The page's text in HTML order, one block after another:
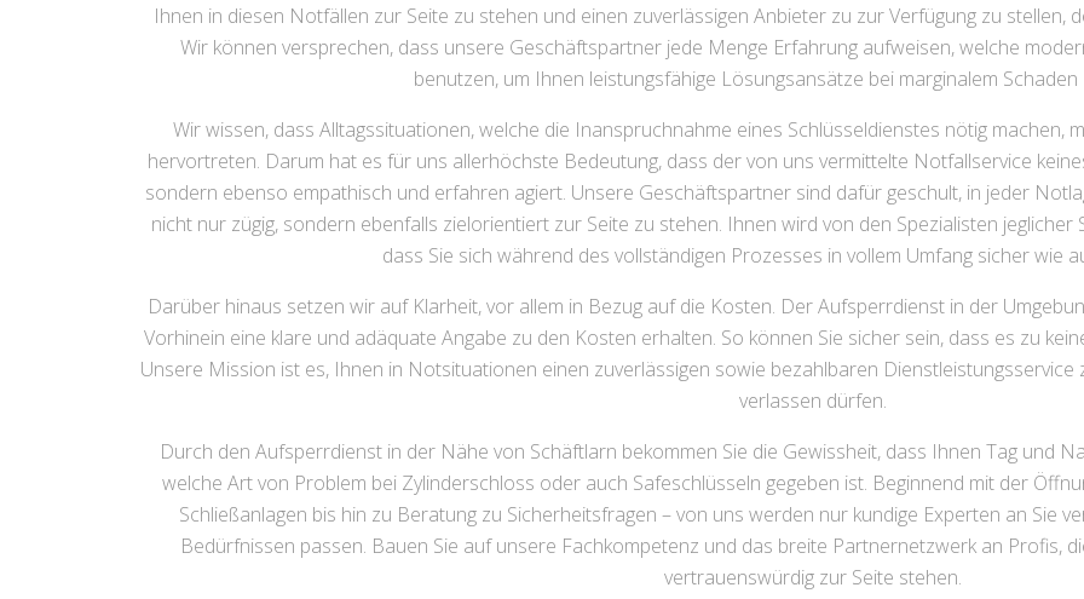
Ihnen in diesen Notfällen zur Seite zu stehen und einen zuverlässigen Anbieter zu zur Verfügung zu stellen,
Wir können versprechen, dass unsere Geschäftspartner jede Menge Erfahrung aufweisen, welche
benutzen, um Ihnen leistungsfähige Lösungsansätze bei marginalem
Wir wissen, dass Alltagssituationen, welche die Inanspruchnahme eines Schlüsseldienstes nötig machen,
hervortreten. Darum hat es für uns allerhöchste Bedeutung, dass der von uns vermittelte Notfallservice
sondern ebenso empathisch und erfahren agiert. Unsere Geschäftspartner sind dafür geschult, in jeder
nicht nur zügig, sondern ebenfalls zielorientiert zur Seite zu stehen. Ihnen wird von den Spezialisten
dass Sie sich während des vollständigen Prozesses in vollem Umfang sicher wie
Darüber hinaus setzen wir auf Klarheit, vor allem in Bezug auf die Kosten. Der Aufsperrdienst in der
Vorhinein eine klare und adäquate Angabe zu den Kosten erhalten. So können Sie sicher sein, dass es zu
Unsere Mission ist es, Ihnen in Notsituationen einen zuverlässigen sowie bezahlbaren
verlassen dürfen.
Durch den Aufsperrdienst in der Nähe von Schäftlarn bekommen Sie die Gewissheit, dass Ihnen Tag und
welche Art von Problem bei Zylinderschloss oder auch Safeschlüsseln gegeben ist. Beginnend mit der
Schließanlagen bis hin zu Beratung zu Sicherheitsfragen – von uns werden nur kundige Experten an Sie
Bedürfnissen passen. Bauen Sie auf unsere Fachkompetenz und das breite Partnernetzwerk an Profis,
vertrauenswürdig zur Seite stehen.